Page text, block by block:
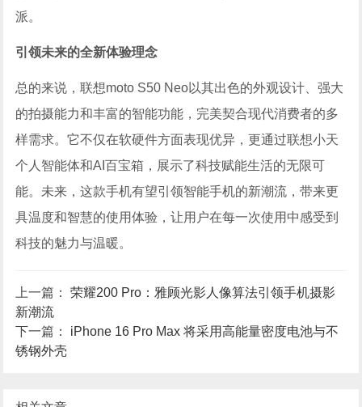
派。
引领未来的全新体验理念
总的来说，联想moto S50 Neo以其出色的外观设计、强大
的拍摄能力和丰富的智能功能，完美契合现代消费者的多
样需求。它不仅在软硬件方面表现优异，更通过联想小天
个人智能体和AI百宝箱，展示了科技赋能生活的无限可
能。未来，这款手机有望引领智能手机的新潮流，带来更
具温度和智慧的使用体验，让用户在每一次使用中感受到
科技的魅力与温暖。
上一篇：荣耀200 Pro：雅顾光影人像算法引领手机摄影
新潮流
下一篇： iPhone 16 Pro Max 将采用高能量密度电池与不
锈钢外壳